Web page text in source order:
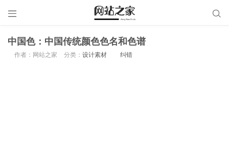
 
中国色：中国传统颜色色名和色谱
作者：网站之家 分类： 设计素材 纠错